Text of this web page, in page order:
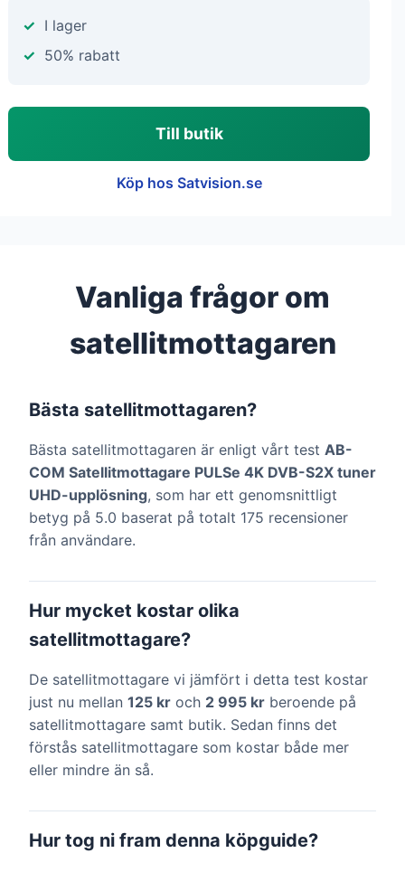
I lager
50% rabatt
Till butik
Köp hos Satvision.se
Vanliga frågor om
satellitmottagaren
Bästa satellitmottagaren?
Bästa satellitmottagaren är enligt vårt test AB-
COM Satellitmottagare PULSe 4K DVB-S2X tuner
UHD-upplösning, som har ett genomsnittligt
betyg på 5.0 baserat på totalt 175 recensioner
från användare.
Hur mycket kostar olika
satellitmottagare?
De satellitmottagare vi jämfört i detta test kostar
just nu mellan 125 kr och 2 995 kr beroende på
satellitmottagare samt butik. Sedan finns det
förstås satellitmottagare som kostar både mer
eller mindre än så.
Hur tog ni fram denna köpguide?